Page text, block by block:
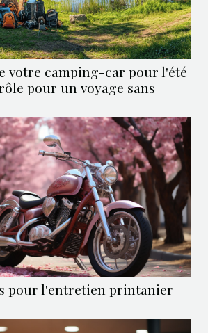
votre camping-car pour l'été
pour un voyage sans
pour l'entretien printanier